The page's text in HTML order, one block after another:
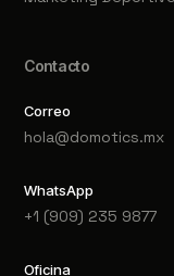
Contacto
Correo
hola@domotics.mx
WhatsApp
+1 (909) 235 9877
Oficina